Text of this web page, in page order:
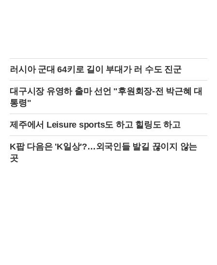
었으며, 실사격 훈련도 포함되어 있었다.군 당국은 사고 발생 직후 훈련
을 즉각 중단하고, 정확한 사고 원인과 경위를 조사하고 있다. 군 관계자
는 "훈련 중 발생한 불미스러운 사고로 인해 인명 피해와 재산 피해가 발
생한 점에 대해 매우 유감스럽게 생각한다"며 "사고 원인을 철저히 조사
하고, 재발 방지 대책을 마련하는 데 최선을 다하겠다"고 밝혔다.이번 사
근에서 실사격 훈련을 진행하는 것에 대한 안전성 검토가 필요하다는 지
적이 나오고 있다. 또한, 훈련 중 오폭 사고 발생 시 신속한 대응 및 피해
복구 체계를 점검해야 한다는 목소리도 높다.포천시는 이번 사고로 피해
를 입은 주민들을 위한 지원 대책 마련에 나섰다. 시 관계자는 "피해 주민
들의 빠른 생활 안정을 위해 임시 거처 마련, 생필품 지원, 심리 상담 등
러시아 군대 64키로 길이 부대가 러 수도 진군
대구시장 유영하 출마 선언 "후원회장-전 박근혜 대
통령"
제주에서 Leisure sports도 하고 힐링도 하고
K팝 다음은 'K일상'?…외국인들 발길 끊이지 않는
곳